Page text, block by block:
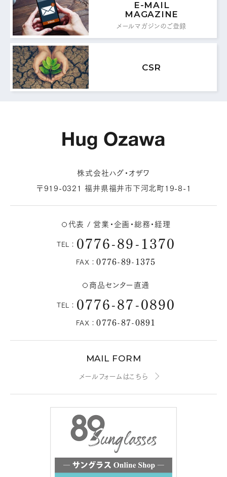
FAX： 0776-87-0891
MAIL FORM
メールフォームはこちら
E-MAIL
MAGAZINE
メールマガジンのご登録
CSR
株式会社ハグ・オザワ
〒919-0321 福井県福井市下河北町19-8-1
代表 / 営業・企画・総務・経理
TEL： 0776-89-1370
FAX：0776-89-1375
商品センター直通
TEL： 0776-87-0890
FAX：0776-87-0891
MAIL FORM
メールフォームはこちら